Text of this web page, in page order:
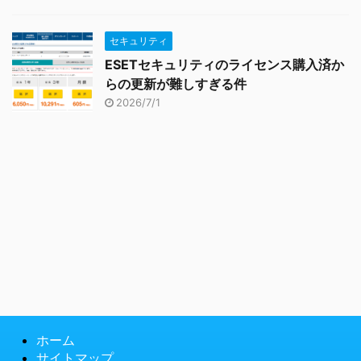
セキュリティ
ESETセキュリティのライセンス購入済か
らの更新が難しすぎる件
2026/7/1
ホーム
サイトマップ